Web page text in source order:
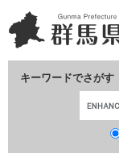
ー
ジ
ニ
ュ
て
キーワードでさがす